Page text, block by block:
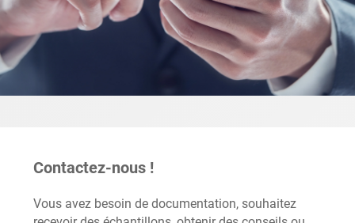
Contactez-nous !
Vous avez besoin de documentation, souhaitez